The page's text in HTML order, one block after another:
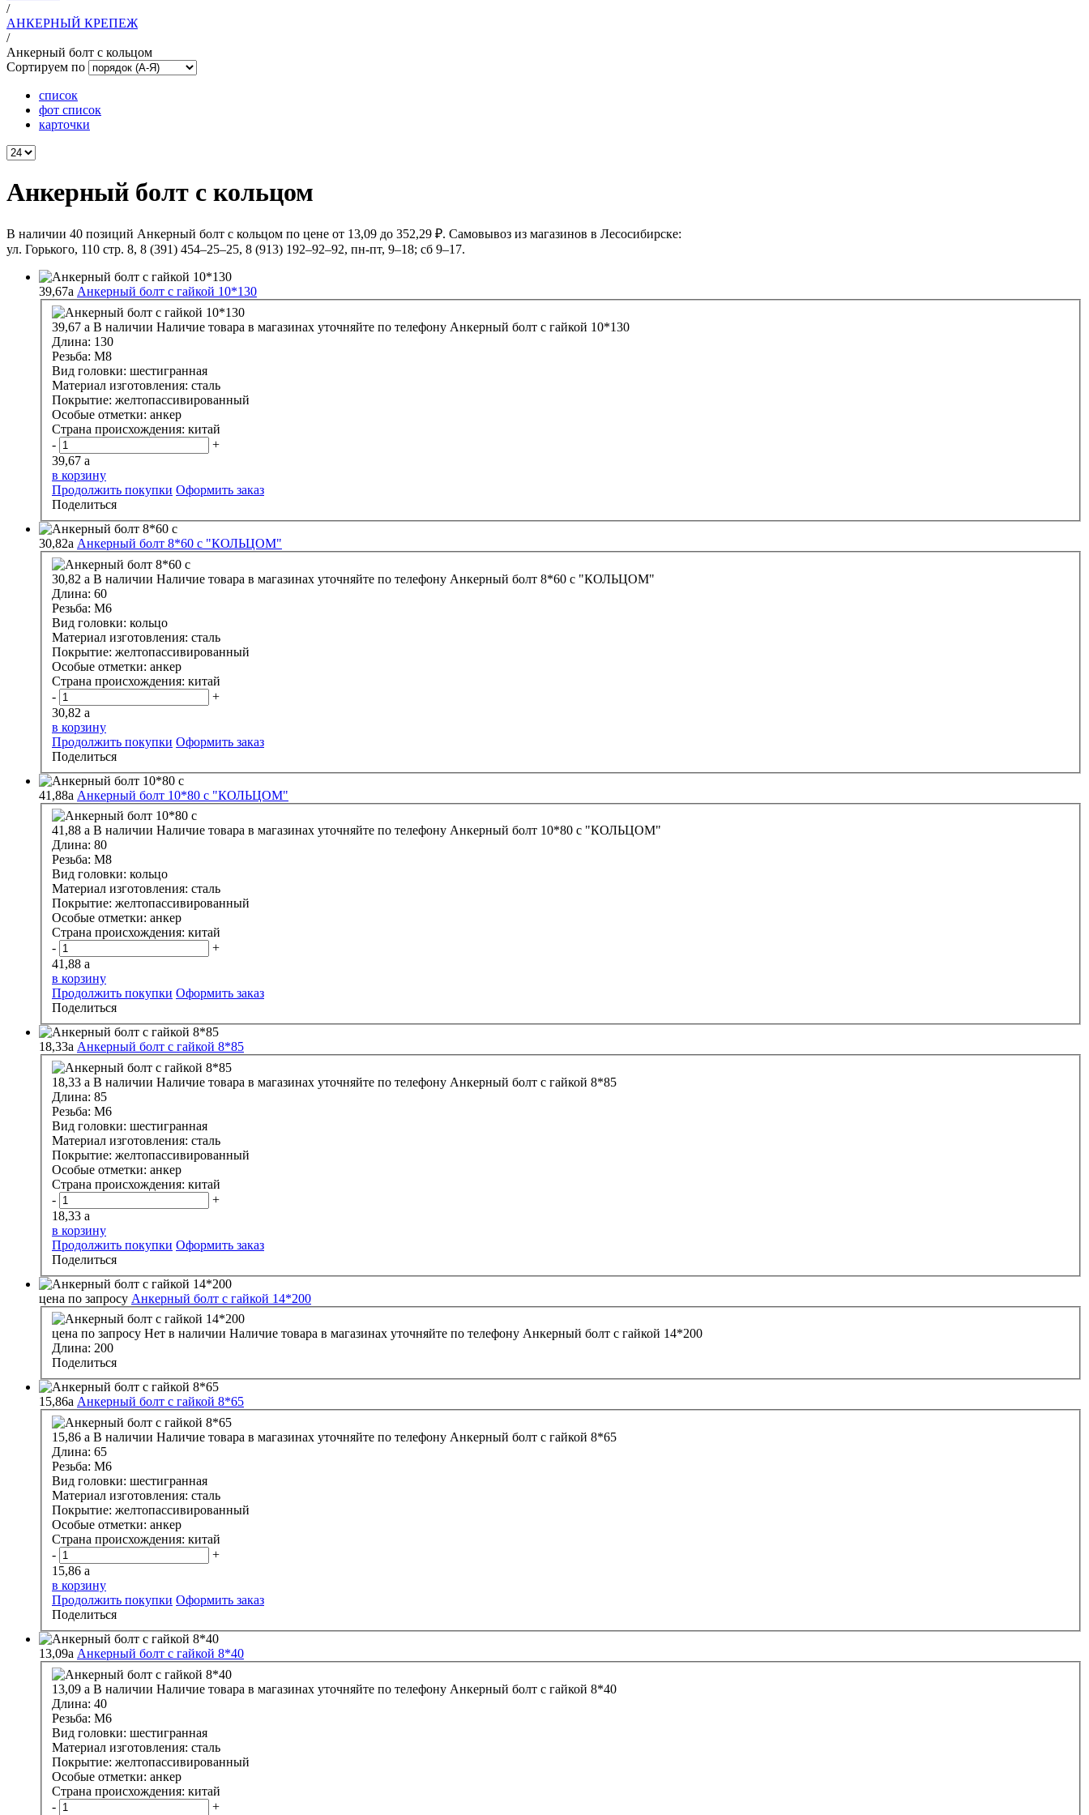
/
АНКЕРНЫЙ КРЕПЕЖ
/
Анкерный болт с кольцом
Сортируем по
список
фот список
карточки
Анкерный болт с кольцом
В наличии 40 позиций Анкерный болт с кольцом по цене от 13,09 до 352,29 ₽. Самовывоз из магазинов в Лесосибирске:
ул. Горького, 110 стр. 8, 8 (391) 454–25–25, 8 (913) 192–92–92, пн-пт, 9–18; сб 9–17.
39,67a Анкерный болт с гайкой 10*130
39,67 a В наличии Наличие товара в магазинах уточняйте по телефону Анкерный болт с гайкой 10*130
Длина: 130
Резьба: М8
Вид головки: шестигранная
Материал изготовления: сталь
Покрытие: желтопассивированный
Особые отметки: анкер
Страна происхождения: китай
-
+
39,67 a
в корзину
Продолжить покупки Оформить заказ
Поделиться
30,82a Анкерный болт 8*60 с "КОЛЬЦОМ"
30,82 a В наличии Наличие товара в магазинах уточняйте по телефону Анкерный болт 8*60 с "КОЛЬЦОМ"
Длина: 60
Резьба: М6
Вид головки: кольцо
Материал изготовления: сталь
Покрытие: желтопассивированный
Особые отметки: анкер
Страна происхождения: китай
-
+
30,82 a
в корзину
Продолжить покупки Оформить заказ
Поделиться
41,88a Анкерный болт 10*80 с "КОЛЬЦОМ"
41,88 a В наличии Наличие товара в магазинах уточняйте по телефону Анкерный болт 10*80 с "КОЛЬЦОМ"
Длина: 80
Резьба: М8
Вид головки: кольцо
Материал изготовления: сталь
Покрытие: желтопассивированный
Особые отметки: анкер
Страна происхождения: китай
-
+
41,88 a
в корзину
Продолжить покупки Оформить заказ
Поделиться
18,33a Анкерный болт с гайкой 8*85
18,33 a В наличии Наличие товара в магазинах уточняйте по телефону Анкерный болт с гайкой 8*85
Длина: 85
Резьба: М6
Вид головки: шестигранная
Материал изготовления: сталь
Покрытие: желтопассивированный
Особые отметки: анкер
Страна происхождения: китай
-
+
18,33 a
в корзину
Продолжить покупки Оформить заказ
Поделиться
цена по запросу Анкерный болт с гайкой 14*200
цена по запросу Нет в наличии Наличие товара в магазинах уточняйте по телефону Анкерный болт с гайкой 14*200
Длина: 200
Поделиться
15,86a Анкерный болт с гайкой 8*65
15,86 a В наличии Наличие товара в магазинах уточняйте по телефону Анкерный болт с гайкой 8*65
Длина: 65
Резьба: М6
Вид головки: шестигранная
Материал изготовления: сталь
Покрытие: желтопассивированный
Особые отметки: анкер
Страна происхождения: китай
-
+
15,86 a
в корзину
Продолжить покупки Оформить заказ
Поделиться
13,09a Анкерный болт с гайкой 8*40
13,09 a В наличии Наличие товара в магазинах уточняйте по телефону Анкерный болт с гайкой 8*40
Длина: 40
Резьба: М6
Вид головки: шестигранная
Материал изготовления: сталь
Покрытие: желтопассивированный
Особые отметки: анкер
Страна происхождения: китай
-
+